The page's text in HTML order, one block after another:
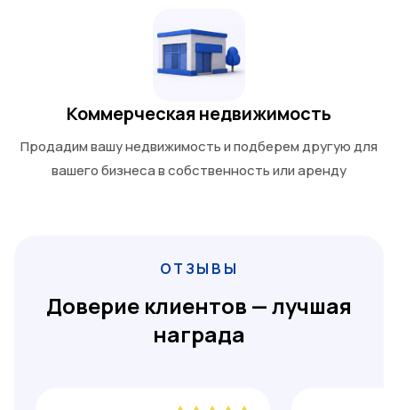
Коммерческая недвижимость
Продадим вашу недвижимость и подберем другую для
вашего бизнеса в собственность или аренду
ОТЗЫВЫ
Доверие клиентов — лучшая
награда